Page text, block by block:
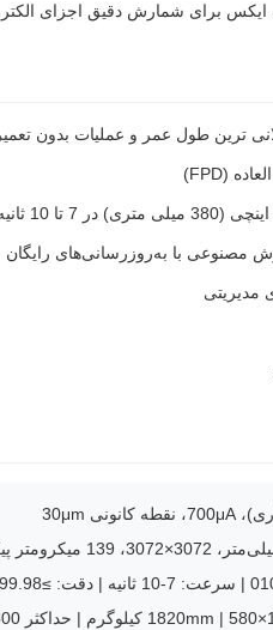
مصنوعی با به‌روزرسانی‌های رایگان